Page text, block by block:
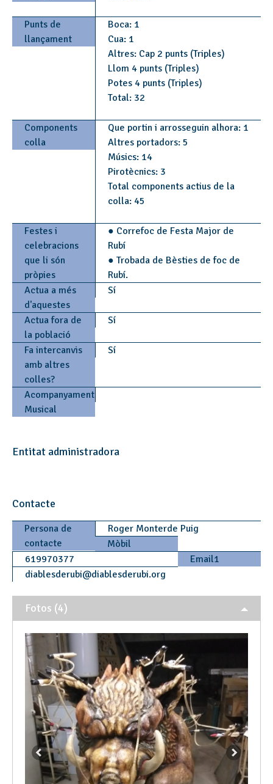
Punts de
llançament
Boca: 1
Cua: 1
Altres: Cap 2 punts (Triples)
Llom 4 punts (Triples)
Potes 4 punts (Triples)
Total: 32
Components
colla
Que portin i arrosseguin alhora: 1
Altres portadors: 5
Músics: 14
Pirotècnics: 3
Total components actius de la
colla: 45
Festes i
celebracions
que li són
pròpies
● Correfoc de Festa Major de
Rubí
● Trobada de Bèsties de foc de
Rubí.
Actua a més
d'aquestes
Sí
Actua fora de
la població
Sí
Fa intercanvis
amb altres
colles?
Sí
Acompanyament
Musical
Entitat administradora
Contacte
Persona de
contacte
Roger Monterde Puig
Mòbil
619970377
Email1
diablesderubi@diablesderubi.org
Fotos (4)